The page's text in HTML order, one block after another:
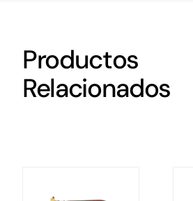
Productos
Relacionados